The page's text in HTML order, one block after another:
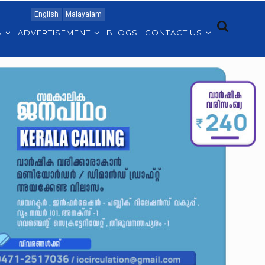
English Malayalam
ADVERTISEMENT BLOGS CONTACT US